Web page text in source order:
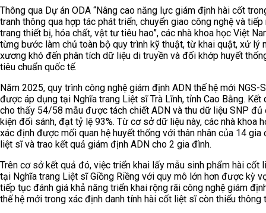
Thông qua Dự án ODA “Nâng cao năng lực giám định hài cốt
tranh thông qua hợp tác phát triển, chuyển giao công nghệ và tiếp
trang thiết bị, hóa chất, vật tư tiêu hao”, các nhà khoa học Việt
từng bước làm chủ toàn bộ quy trình kỹ thuật, từ khai quật, xử lý
xương khó đến phân tích dữ liệu di truyền và đối khớp huyết
tiêu chuẩn quốc tế.
Năm 2025, quy trình công nghệ giám định ADN thế hệ mới NGS-
được áp dụng tại Nghĩa trang Liệt sĩ Trà Lĩnh, tỉnh Cao Bằng. Kết
cho thấy 54/58 mẫu được tách chiết ADN và thu dữ liệu SNP đủ
kiện đối sánh, đạt tỷ lệ 93%. Từ cơ sở dữ liệu này, các nhà khoa
xác định được mối quan hệ huyết thống với thân nhân của 14 gia
liệt sĩ và trao kết quả giám định ADN cho 2 gia đình.
Trên cơ sở kết quả đó, việc triển khai lấy mẫu sinh phẩm hài cốt
tại Nghĩa trang Liệt sĩ Giồng Riềng với quy mô lớn hơn được kỳ
tiếp tục đánh giá khả năng triển khai rộng rãi công nghệ giám
thế hệ mới trong xác định danh tính hài cốt liệt sĩ còn thiếu thông